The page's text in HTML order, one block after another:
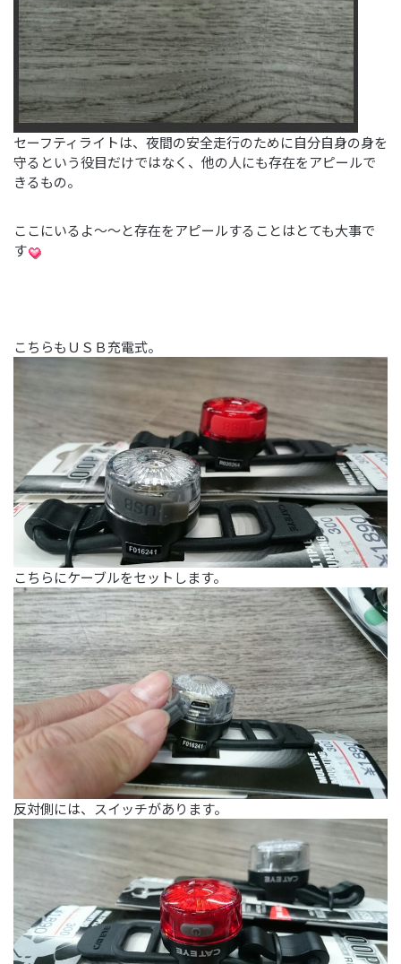
セーフティライトは、夜間の安全走行のために自分自身の身を
守るという役目だけではなく、他の人にも存在をアピールで
きるもの。
ここにいるよ～～と存在をアピールすることはとても大事で
す
こちらもＵＳＢ充電式。
こちらにケーブルをセットします。
反対側には、スイッチがあります。